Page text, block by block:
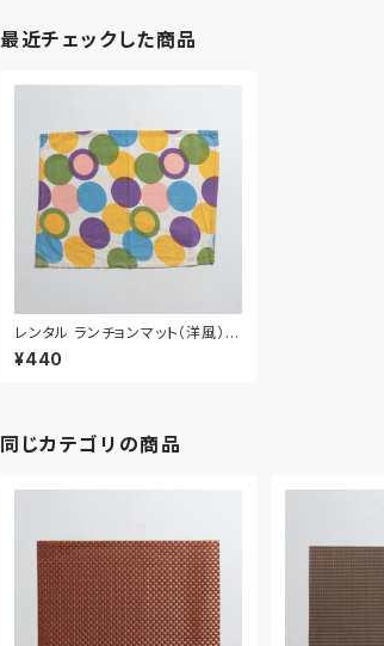
最近チェックした商品
レンタル ランチョンマット（洋風） 4
4cm｜MAY012
¥440
同じカテゴリの商品